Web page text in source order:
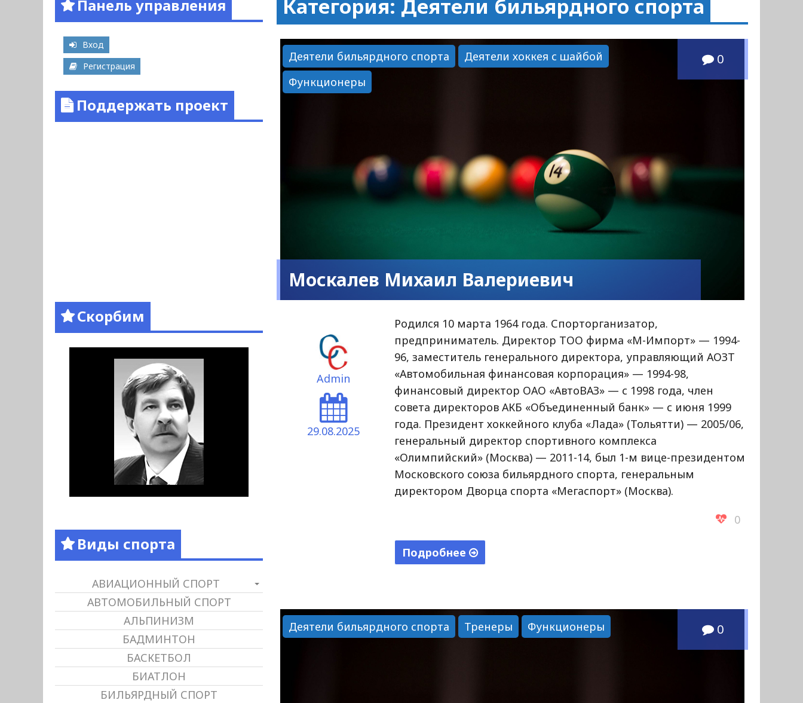
Категория: Деятели бильярдного спорта
Деятели бильярдного спорта
Деятели хоккея с шайбой
Функционеры
0
Москалев Михаил Валериевич
Admin
29.08.2025
Родился 10 марта 1964 года. Спорторганизатор,
предприниматель. Директор ТОО фирма «М-Импорт» — 1994-
96, заместитель генерального директора, управляющий АОЗТ
«Автомобильная финансовая корпорация» — 1994-98,
финансовый директор ОАО «АвтоВАЗ» — с 1998 года, член
совета директоров АКБ «Объединенный банк» — с июня 1999
года. Президент хоккейного клуба «Лада» (Тольятти) — 2005/06,
генеральный директор спортивного комплекса
«Олимпийский» (Москва) — 2011-14, был 1-м вице-президентом
Московского союза бильярдного спорта, генеральным
директором Дворца спорта «Мегаспорт» (Москва).
0
Подробнее
Валериевич"
Деятели бильярдного спорта
Тренеры Функционеры 0
Панель управления
Вход
Регистрация
Поддержать проект
Скорбим
Виды спорта
АВИАЦИОННЫЙ СПОРТ
АВТОМОБИЛЬНЫЙ СПОРТ
АЛЬПИНИЗМ
БАДМИНТОН
БАСКЕТБОЛ
БИАТЛОН
БИЛЬЯРДНЫЙ СПОРТ